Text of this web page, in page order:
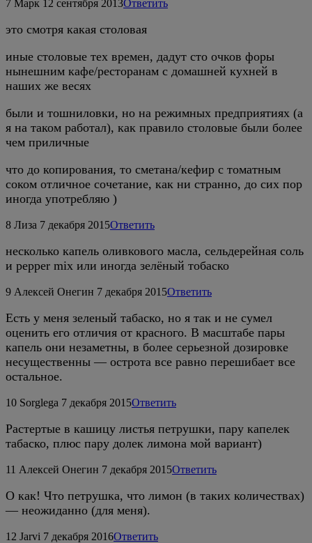
7 Марк 12 сентября 2013Ответить
это смотря какая столовая
иные столовые тех времен, дадут сто очков форы
нынешним кафе/ресторанам с домашней кухней в
наших же весях
были и тошниловки, но на режимных предприятиях (а
я на таком работал), как правило столовые были более
чем приличные
что до копирования, то сметана/кефир с томатным
соком отличное сочетание, как ни странно, до сих пор
иногда употребляю )
8 Лиза 7 декабря 2015Ответить
несколько капель оливкового масла, сельдерейная соль
и pepper mix или иногда зелёный тобаско
9 Алексей Онегин 7 декабря 2015Ответить
Есть у меня зеленый табаско, но я так и не сумел
оценить его отличия от красного. В масштабе пары
капель они незаметны, в более серьезной дозировке
несущественны — острота все равно перешибает все
остальное.
10 Sorglega 7 декабря 2015Ответить
Растертые в кашицу листья петрушки, пару капелек
табаско, плюс пару долек лимона мой вариант)
11 Алексей Онегин 7 декабря 2015Ответить
О как! Что петрушка, что лимон (в таких количествах)
— неожиданно (для меня).
12 Jarvi 7 декабря 2016Ответить